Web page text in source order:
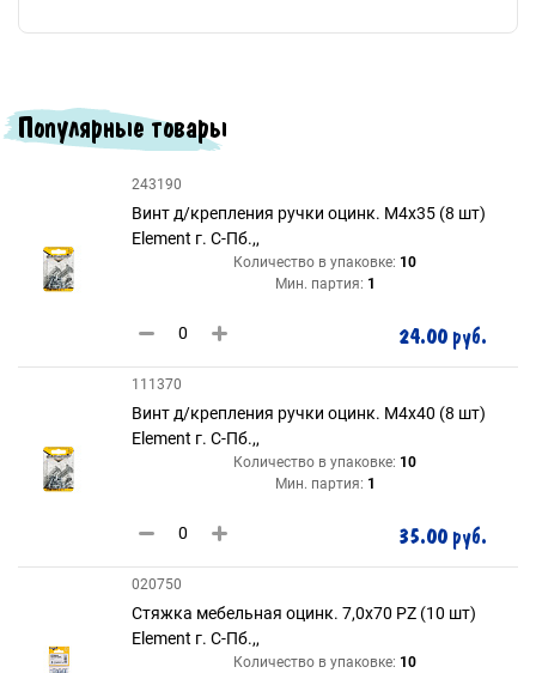
Популярные товары
243190
Винт д/крепления ручки оцинк. М4х35 (8 шт)
Element г. С-Пб.,,
Количество в упаковке: 10
Мин. партия: 1
24.00 руб.
111370
Винт д/крепления ручки оцинк. М4х40 (8 шт)
Element г. С-Пб.,,
Количество в упаковке: 10
Мин. партия: 1
35.00 руб.
020750
Стяжка мебельная оцинк. 7,0х70 РZ (10 шт)
Element г. С-Пб.,,
Количество в упаковке: 10